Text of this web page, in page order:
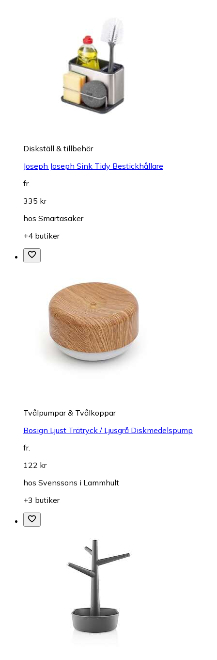
Diskställ & tillbehör
Joseph Joseph Sink Tidy Bestickhållare
fr.
335 kr
hos Smartasaker
+4 butiker
Tvålpumpar & Tvålkoppar
Bosign Ljust Trätryck / Ljusgrå Diskmedelspump
fr.
122 kr
hos Svenssons i Lammhult
+3 butiker